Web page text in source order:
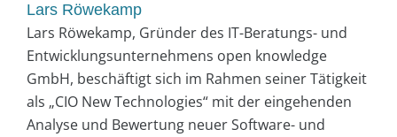
Lars Röwekamp
Lars Röwekamp, Gründer des IT-Beratungs- und
Entwicklungsunternehmens open knowledge
GmbH, beschäftigt sich im Rahmen seiner Tätigkeit
als „CIO New Technologies“ mit der eingehenden
Analyse und Bewertung neuer Software- und